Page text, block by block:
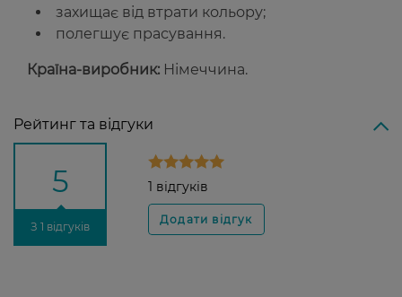
захищає від втрати кольору;
полегшує прасування.
Країна-виробник: Німеччина.
Рейтинг та відгуки
5
З 1 відгуків
1 відгуків